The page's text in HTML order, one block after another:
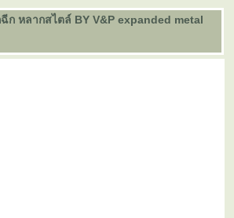
ฉีก หลากสไตล์ BY V&P expanded metal